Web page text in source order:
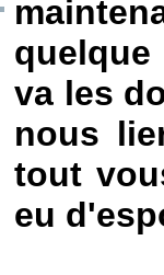
va les
nous
tout
eu